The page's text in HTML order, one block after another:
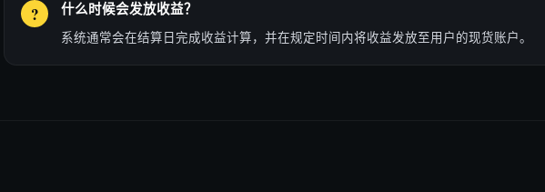
什么时候会发放收益？
系统通常会在结算日完成收益计算，并在规定时间内将收益发放至用户的现货账户。